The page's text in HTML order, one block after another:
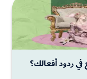
في ردود أفعالك؟